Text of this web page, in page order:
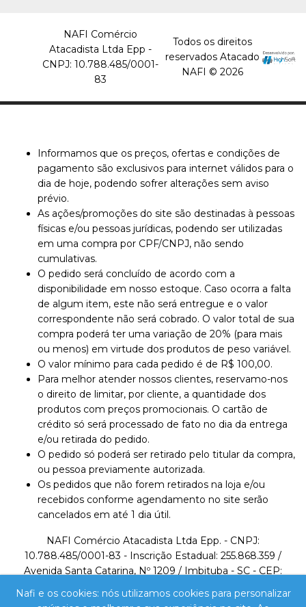
Nafi e os cookies: nós utilizamos cookies para personalizar
NAFI Comércio
Atacadista Ltda Epp -
CNPJ: 10.788.485/0001-
83
Todos os direitos
reservados Atacado
NAFI © 2026
Informamos que os preços, ofertas e condições de
pagamento são exclusivos para internet válidos para o
dia de hoje, podendo sofrer alterações sem aviso
prévio.
As ações/promoções do site são destinadas à pessoas
físicas e/ou pessoas jurídicas, podendo ser utilizadas
em uma compra por CPF/CNPJ, não sendo
cumulativas.
O pedido será concluído de acordo com a
disponibilidade em nosso estoque. Caso ocorra a falta
de algum item, este não será entregue e o valor
correspondente não será cobrado. O valor total de sua
compra poderá ter uma variação de 20% (para mais
ou menos) em virtude dos produtos de peso variável.
O valor mínimo para cada pedido é de R$ 100,00.
Para melhor atender nossos clientes, reservamo-nos
o direito de limitar, por cliente, a quantidade dos
produtos com preços promocionais. O cartão de
crédito só será processado de fato no dia da entrega
e/ou retirada do pedido.
O pedido só poderá ser retirado pelo titular da compra,
ou pessoa previamente autorizada.
Os pedidos que não forem retirados na loja e/ou
recebidos conforme agendamento no site serão
cancelados em até 1 dia útil.
NAFI Comércio Atacadista Ltda Epp. - CNPJ:
10.788.485/0001-83 - Inscrição Estadual: 255.868.359 /
Avenida Santa Catarina, Nº 1209 / Imbituba - SC - CEP:
lojavirtual@nafi.com.br